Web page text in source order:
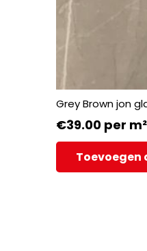
Grey Brown jon
€39.00 per m²
Toevoegen